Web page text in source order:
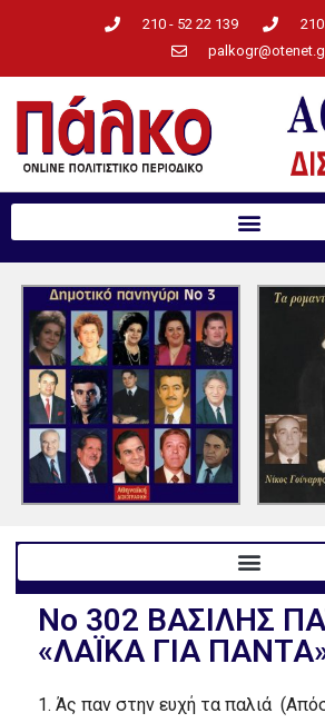
210 - 52 22 139
Nο 302 BAΣIΛHΣ
«ΛAΪKA ΓIA
1. Άς παν στην ευχή τα παλιά